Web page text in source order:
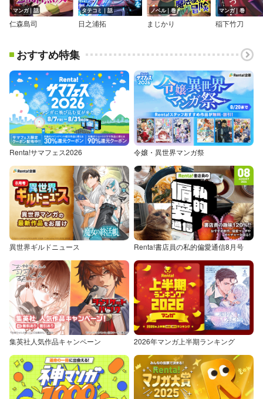
マンガ｜話
仁森島司
タテコミ｜話
日之浦拓
ノベル｜巻
まじかり
マンガ｜巻
稲下竹刀
おすすめ特集
Renta!サマフェス2026 令嬢・異世界マンガ祭
異世界ギルドニュース Renta!書店員の私的偏愛通信8月号
集英社人気作品キャンペーン 2026年マンガ上半期ランキング